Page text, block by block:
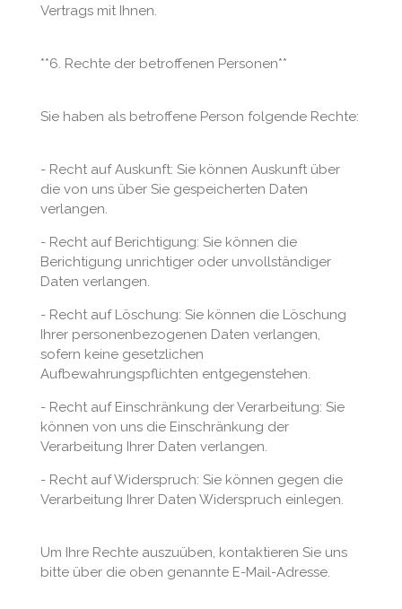
Vertrags mit Ihnen.
**6. Rechte der betroffenen Personen**
Sie haben als betroffene Person folgende Rechte:
- Recht auf Auskunft: Sie können Auskunft über
die von uns über Sie gespeicherten Daten
verlangen.
- Recht auf Berichtigung: Sie können die
Berichtigung unrichtiger oder unvollständiger
Daten verlangen.
- Recht auf Löschung: Sie können die Löschung
Ihrer personenbezogenen Daten verlangen,
sofern keine gesetzlichen
Aufbewahrungspflichten entgegenstehen.
- Recht auf Einschränkung der Verarbeitung: Sie
können von uns die Einschränkung der
Verarbeitung Ihrer Daten verlangen.
- Recht auf Widerspruch: Sie können gegen die
Verarbeitung Ihrer Daten Widerspruch einlegen.
Um Ihre Rechte auszuüben, kontaktieren Sie uns
bitte über die oben genannte E-Mail-Adresse.